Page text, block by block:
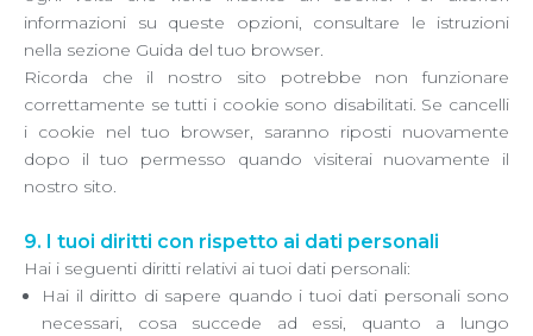
informazioni su queste opzioni, consultare le istruzioni
nella sezione Guida del tuo browser.
Ricorda che il nostro sito potrebbe non funzionare
correttamente se tutti i cookie sono disabilitati. Se cancelli
i cookie nel tuo browser, saranno riposti nuovamente
dopo il tuo permesso quando visiterai nuovamente il
nostro sito.
9. I tuoi diritti con rispetto ai dati personali
Hai i seguenti diritti relativi ai tuoi dati personali:
Hai il diritto di sapere quando i tuoi dati personali sono
necessari, cosa succede ad essi, quanto a lungo